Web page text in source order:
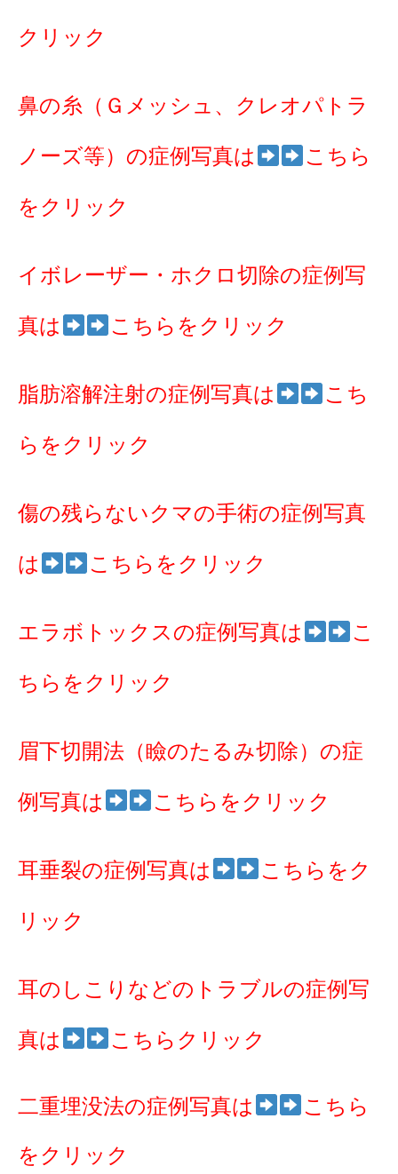
クリック
鼻の糸（Ｇメッシュ、クレオパトラ
ノーズ等）の症例写真は こちら
をクリック
イボレーザー・ホクロ切除の症例写
真は こちらをクリック
脂肪溶解注射の症例写真は こち
らをクリック
傷の残らないクマの手術の症例写真
は こちらをクリック
エラボトックスの症例写真は こ
ちらをクリック
眉下切開法（瞼のたるみ切除）の症
例写真は こちらをクリック
耳垂裂の症例写真は こちらをク
リック
耳のしこりなどのトラブルの症例写
真は こちらクリック
二重埋没法の症例写真は こちら
をクリック